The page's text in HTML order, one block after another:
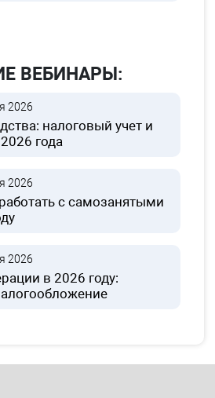
ВЕБИНАРЫ:
2026
налоговый учет и
года
2026
с самозанятыми
2026
в 2026 году: